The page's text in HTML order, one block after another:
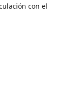
con el